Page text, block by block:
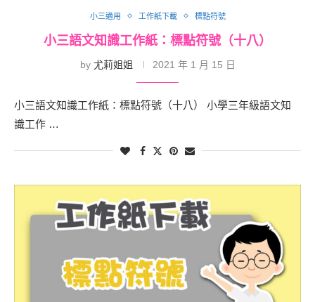
小三適用 工作紙下載 標點符號
小三語文知識工作紙：標點符號（十八）
by 尤莉姐姐 2021 年 1 月 15 日
小三語文知識工作紙：標點符號（十八） 小學三年級語文知
識工作 …